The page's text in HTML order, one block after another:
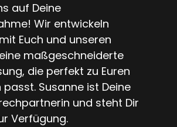
auf Deine
Wir entwickeln
Euch und unseren
maßgeschneiderte
die perfekt zu Euren
Susanne ist Deine
und steht Dir
Verfügung.